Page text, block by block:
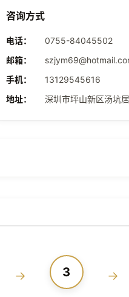
咨询方式
电话：
0755-84045502
邮箱：
手机：
13129545616
地址： 深圳市坪山新区汤坑
→ 3 →